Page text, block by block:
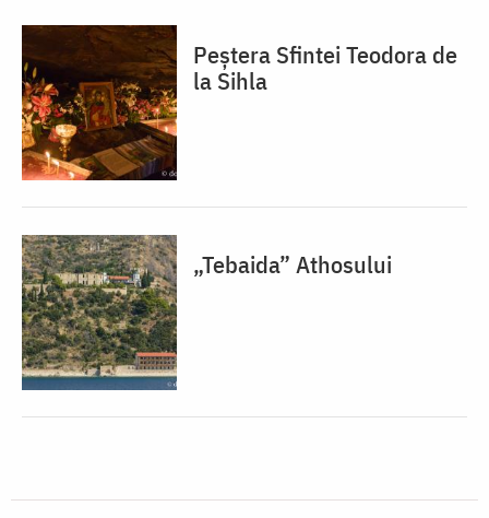
Peștera Sfintei Teodora de
la Sihla
„Tebaida” Athosului